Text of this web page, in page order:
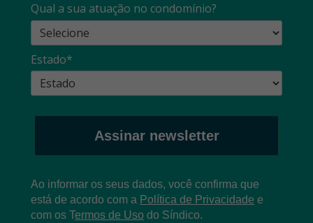
Qual a sua atuação no condomínio?
Estado*
Assinar newsletter
Ao informar os seus dados, você confirma que
está de acordo com a Política de Privacidade e
com os Termos de Uso do Síndico.